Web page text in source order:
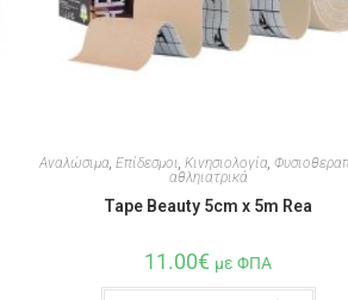
Αναλώσιμα, Επίδεσμοι, Κινησιολογία,
αθληιατρικά
Tape Beauty 5cm x 5m Rea
11.00€ με ΦΠΑ